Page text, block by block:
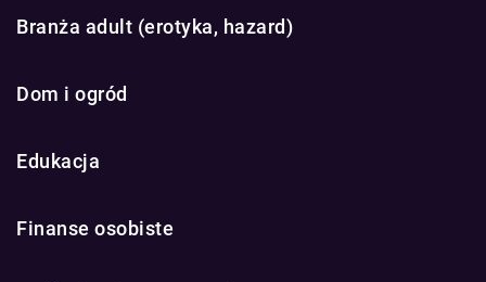
Branża adult (erotyka, hazard)
Dom i ogród
Edukacja
Finanse osobiste